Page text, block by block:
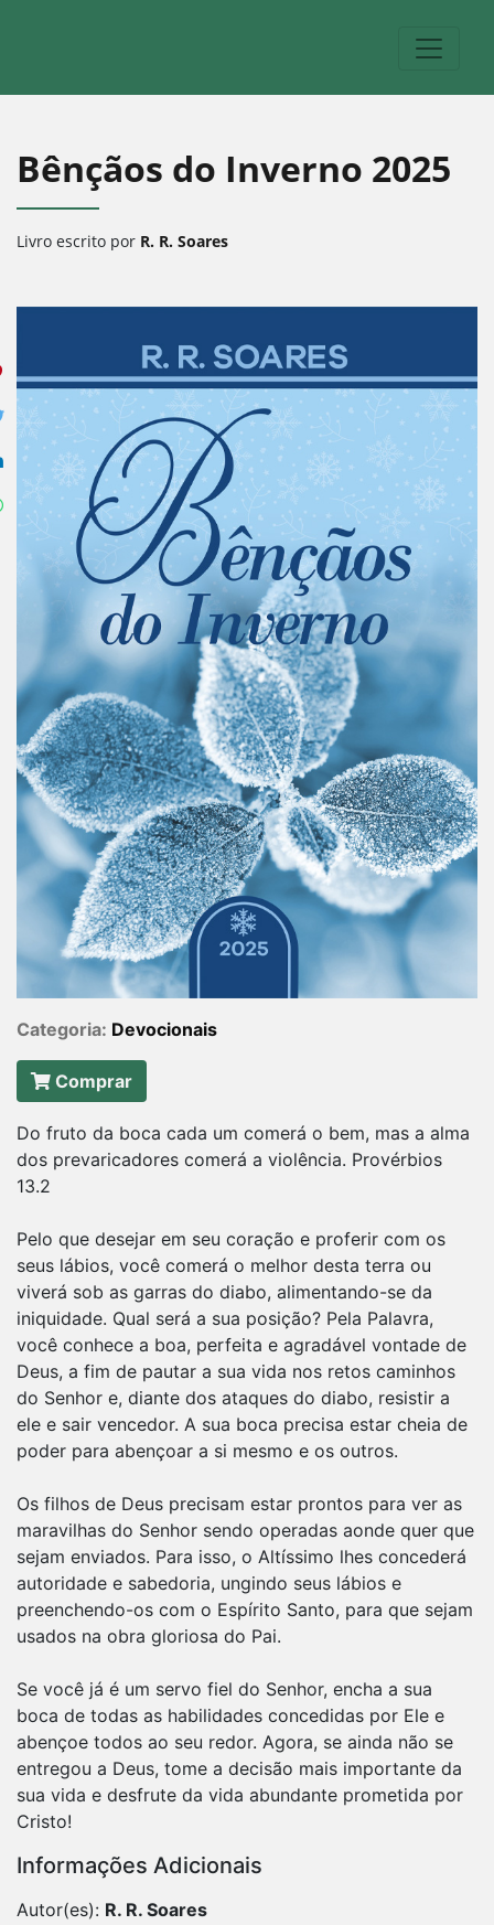
Bênçãos do Inverno 2025
Livro escrito por R. R. Soares
Categoria: Devocionais
Comprar
Do fruto da boca cada um comerá o bem, mas a alma
dos prevaricadores comerá a violência. Provérbios
13.2
Pelo que desejar em seu coração e proferir com os
seus lábios, você comerá o melhor desta terra ou
viverá sob as garras do diabo, alimentando-se da
iniquidade. Qual será a sua posição? Pela Palavra,
você conhece a boa, perfeita e agradável vontade de
Deus, a fim de pautar a sua vida nos retos caminhos
do Senhor e, diante dos ataques do diabo, resistir a
ele e sair vencedor. A sua boca precisa estar cheia de
poder para abençoar a si mesmo e os outros.
Os filhos de Deus precisam estar prontos para ver as
maravilhas do Senhor sendo operadas aonde quer que
sejam enviados. Para isso, o Altíssimo lhes concederá
autoridade e sabedoria, ungindo seus lábios e
preenchendo-os com o Espírito Santo, para que sejam
usados na obra gloriosa do Pai.
Se você já é um servo fiel do Senhor, encha a sua
boca de todas as habilidades concedidas por Ele e
abençoe todos ao seu redor. Agora, se ainda não se
entregou a Deus, tome a decisão mais importante da
sua vida e desfrute da vida abundante prometida por
Informações Adicionais
Autor(es): R. R. Soares